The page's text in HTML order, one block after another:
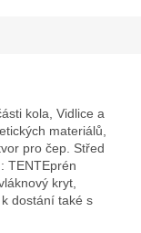
kola, Vidlice a
materiálů,
pro čep. Střed
TENTEprén
kryt,
dostání také s